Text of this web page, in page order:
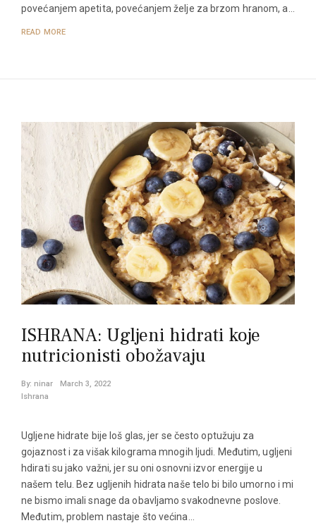
povećanjem apetita, povećanjem želje za brzom hranom, a…
READ MORE
ISHRANA: Ugljeni hidrati koje
nutricionisti obožavaju
By: ninar
March 3, 2022
Ishrana
Ugljene hidrate bije loš glas, jer se često optužuju za
gojaznost i za višak kilograma mnogih ljudi. Međutim, ugljeni
hdirati su jako važni, jer su oni osnovni izvor energije u
našem telu. Bez ugljenih hidrata naše telo bi bilo umorno i mi
ne bismo imali snage da obavljamo svakodnevne poslove.
Međutim, problem nastaje što većina…